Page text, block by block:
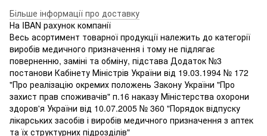
Більше інформації про доставку
На IBAN рахунок компанії
Весь асортимент товарної продукції належить до категорії
виробів медичного призначення і тому не підлягає
поверненню, заміні та обміну, підстава Додаток №3
постанови Кабінету Міністрів України від 19.03.1994 № 172
"Про реалізацію окремих положень Закону України "Про
захист прав споживачів" п.16 наказу Міністерства охорони
здоров'я України від 10.07.2005 № 360 "Порядок відпуску
лікарських засобів і виробів медичного призначення з аптек
та їх структурних підрозділів"